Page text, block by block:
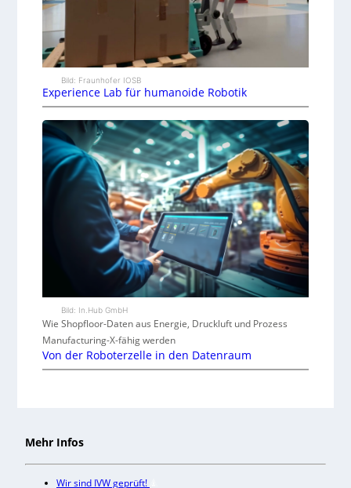
Bild: Fraunhofer IOSB
Experience Lab für humanoide Robotik
Bild: In.Hub GmbH
Wie Shopfloor-Daten aus Energie, Druckluft und Prozess
Manufacturing-X-fähig werden
Von der Roboterzelle in den Datenraum
Mehr Infos
Wir sind IVW geprüft!